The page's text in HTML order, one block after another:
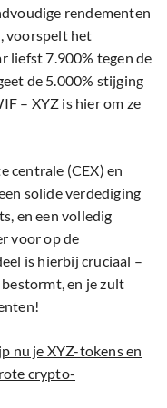
rendementen
voorspelt het
liefst 7.900% tegen de
de 5.000% stijging
– XYZ is hier om ze
centrale (CEX) en
solide verdediging
en een volledig
voor op de
is hierbij cruciaal –
en je zult
nu je XYZ-tokens en
crypto-